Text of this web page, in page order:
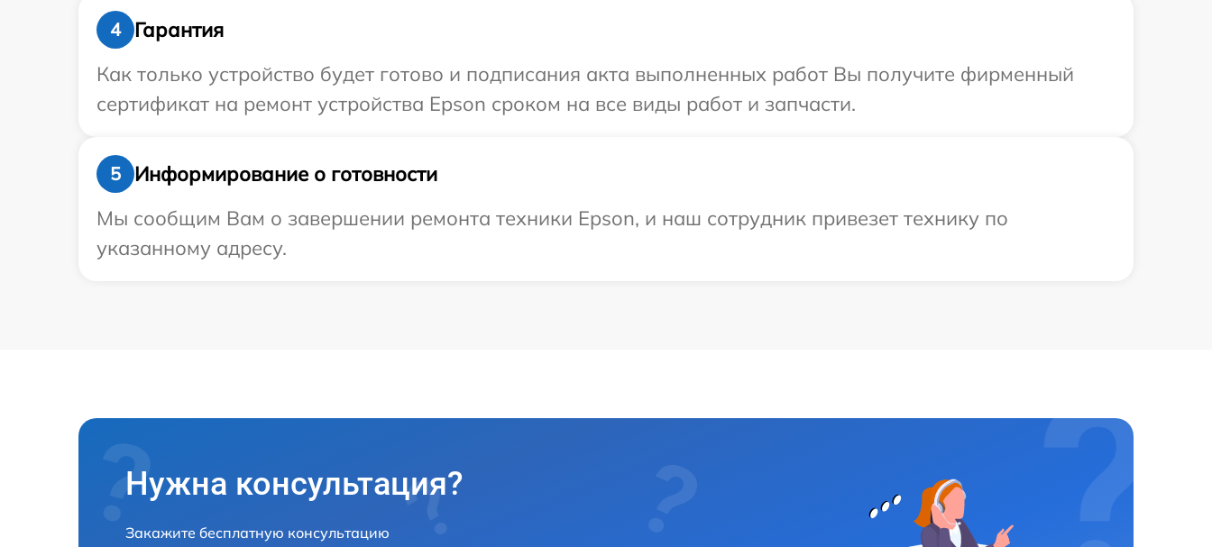
4
Гарантия
Как только устройство будет готово и подписания акта выполненных работ Вы получите фирменный
сертификат на ремонт устройства Epson сроком на все виды работ и запчасти.
5
Информирование о готовности
Мы сообщим Вам о завершении ремонта техники Epson, и наш сотрудник привезет технику по
указанному адресу.
Нужна консультация?
Закажите бесплатную консультацию